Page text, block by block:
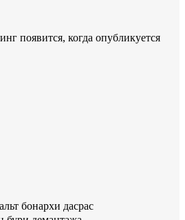
появится, когда опубликуется
бонархи дасрас